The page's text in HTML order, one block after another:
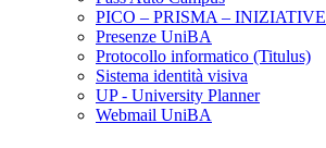
PICO – PRISMA – INIZIATIVE
Presenze UniBA
Protocollo informatico (Titulus)
Sistema identità visiva
UP - University Planner
Webmail UniBA